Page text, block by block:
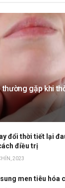
gặp khi
đổi thời tiết lại
điều trị
2023
men tiêu hóa